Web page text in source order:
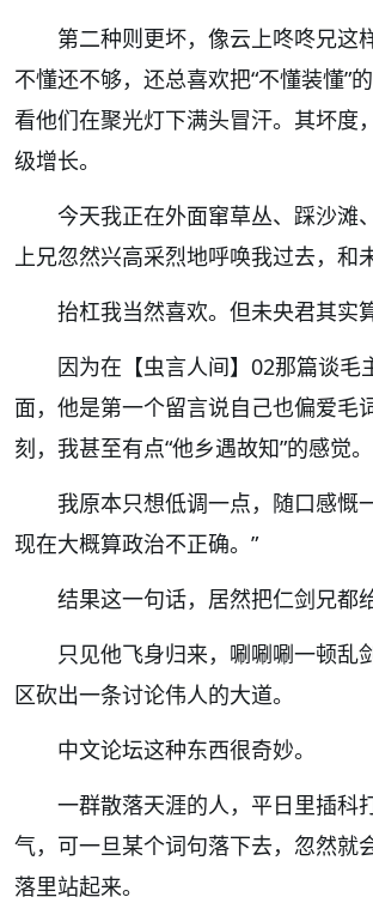
第二种则更坏，像云上咚咚兄这
不懂还不够，还总喜欢把“不懂装懂”
看他们在聚光灯下满头冒汗。其坏度
级增长。
今天我正在外面窜草丛、踩沙滩
上兄忽然兴高采烈地呼唤我过去，和
抬杠我当然喜欢。 但未央君其实
因为在【虫言人间】 02那篇谈毛
面，他是第一个留言说自己也偏爱毛
刻，我甚至有点“他乡遇故知”的感觉。
我原本只想低调一点，随口感慨
现在大概算政治不正确。 ”
结果这一句话，居然把仁剑兄都
只见他飞身归来，唰唰唰一顿乱
区砍出一条讨论伟人的大道。
中文论坛这种东西很奇妙。
一群散落天涯的人，平日里插科
气，可一旦某个词句落下去，忽然就
落里站起来。